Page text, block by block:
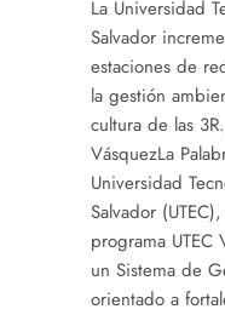
becados reciben
de la UTEC y la DNI
La Universidad
Salvador
estaciones de
la gestión
cultura de las
VásquezLa
Universidad
Salvador
programa
un Sistema de
orientado a